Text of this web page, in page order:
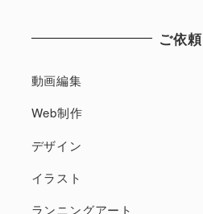
ご依頼
動画編集
Web制作
デザイン
イラスト
ランニングアート